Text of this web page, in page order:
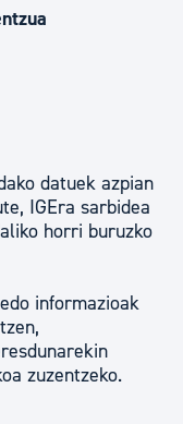
datuek azpian
IGEra sarbidea
horri buruzko
informazioak
zuzentzeko.